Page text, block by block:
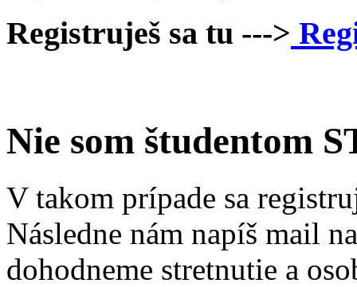
Registruješ sa tu --->
Nie som študentom
V takom prípade sa
Následne nám napíš mail
dohodneme stretnutie a